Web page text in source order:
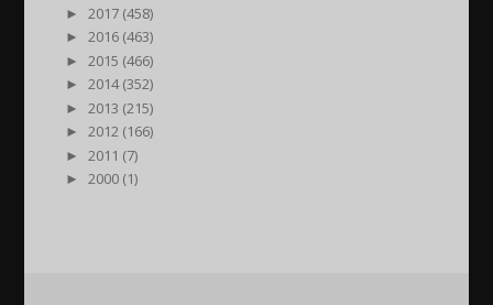
►
2017 (458)
►
2016 (463)
►
2015 (466)
►
2014 (352)
►
2013 (215)
►
2012 (166)
►
2011 (7)
►
2000 (1)